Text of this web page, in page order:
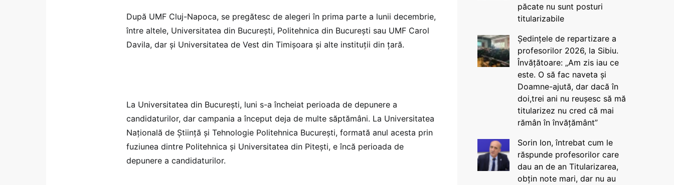
După UMF Cluj-Napoca, se pregătesc de alegeri în prima parte a lunii decembrie,
între altele, Universitatea din București, Politehnica din București sau UMF Carol
Davila, dar și Universitatea de Vest din Timișoara și alte instituții din țară.
La Universitatea din București, luni s-a încheiat perioada de depunere a
candidaturilor, dar campania a început deja de multe săptămâni. La Universitatea
Națională de Știință și Tehnologie Politehnica București, formată anul acesta prin
fuziunea dintre Politehnica și Universitatea din Pitești, e încă perioada de
depunere a candidaturilor.
păcate nu sunt posturi
titularizabile
Ședințele de repartizare a
profesorilor 2026, la Sibiu.
Învățătoare: „Am zis iau ce
este. O să fac naveta și
Doamne-ajută, dar dacă în
doi,trei ani nu reușesc să mă
titularizez nu cred că mai
rămân în învățământ”
Sorin Ion, întrebat cum le
răspunde profesorilor care
dau an de an Titularizarea,
obțin note mari, dar nu au